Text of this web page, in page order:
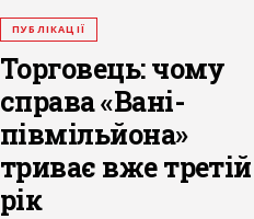
ПУБЛІКАЦІЇ
Торговець: чому
справа «Вані-
півмільйона»
триває вже третій
рік